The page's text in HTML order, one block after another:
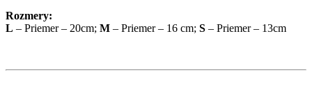
Rozmery:
L – Priemer – 20cm; M – Priemer – 16 cm; S – Priemer – 13cm